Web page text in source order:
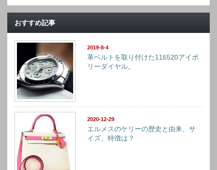
おすすめ記事
2019-8-4
革ベルトを取り付けた116520アイボ
リーダイヤル。
2020-12-29
エルメスのケリーの歴史と由来、サ
イズ、特徴は？